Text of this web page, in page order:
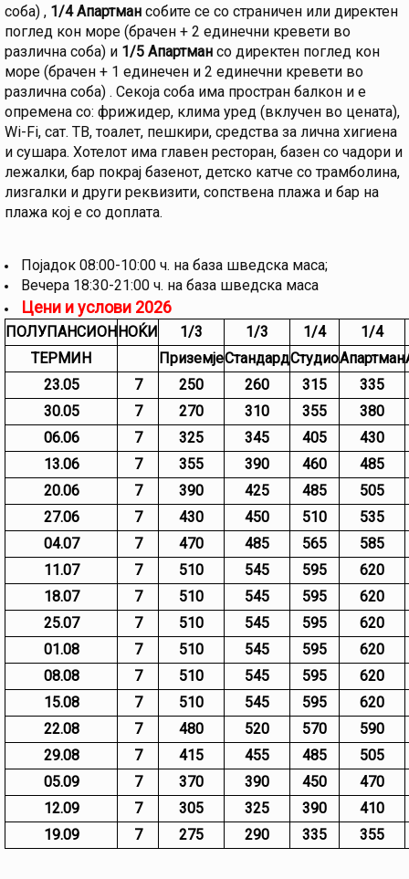
соба) , 1/4 Апартман собите се со страничен или директен
поглед кон море (брачен + 2 единечни кревети во
различна соба) и 1/5 Апартман со директен поглед кон
море (брачен + 1 единечен и 2 единечни кревети во
различна соба) . Секоја соба има простран балкон и е
опремена со: фрижидер, клима уред (вклучен во цената),
Wi-Fi, сат. ТВ, тоалет, пешкири, средства за лична хигиена
и сушара. Хотелот има главен ресторан, базен со чадори и
лежалки, бар покрај базенот, детско катче со трамболина,
лизгалки и други реквизити, сопствена плажа и бар на
плажа кој е со доплата.
Појадок 08:00-10:00 ч. на база шведска масa;
Вечера 18:30-21:00 ч. на база шведска маса
Цени и услови 2026
ПОЛУПАНСИОН НОЌИ 1/3 1/3 1/4
1/4
ТЕРМИН
ПриземјеСтандардСтудиоАпартман
23.05
7 250 260 315
335
30.05
7 270 310 355
380
06.06
7 325 345 405
430
13.06
7 355 390 460
485
20.06
7 390 425 485
505
27.06
7 430 450 510
535
04.07
7 470 485 565
585
11.07
7 510 545 595
620
18.07
7 510 545 595
620
25.07
7 510 545 595
620
01.08
7 510 545 595
620
08.08
7 510 545 595
620
15.08
7 510 545 595
620
22.08
7 480 520 570
590
29.08
7 415 455 485
505
05.09
7 370 390 450
470
12.09
7 305 325 390
410
19.09
7 275 290 335 355